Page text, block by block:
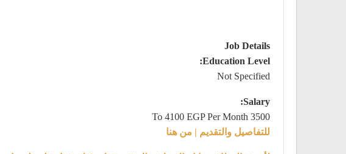
Job Details
Education Level:
Not Specified
Salary:
3500 To 4100 EGP Per Month
للتفاصيل والتقديم | من هنا